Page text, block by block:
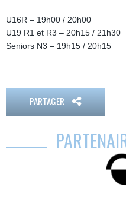
U16R – 19h00 / 20h00
U19 R1 et R3 – 20h15 / 21h30
Seniors N3 – 19h15 / 20h15
PARTAGER